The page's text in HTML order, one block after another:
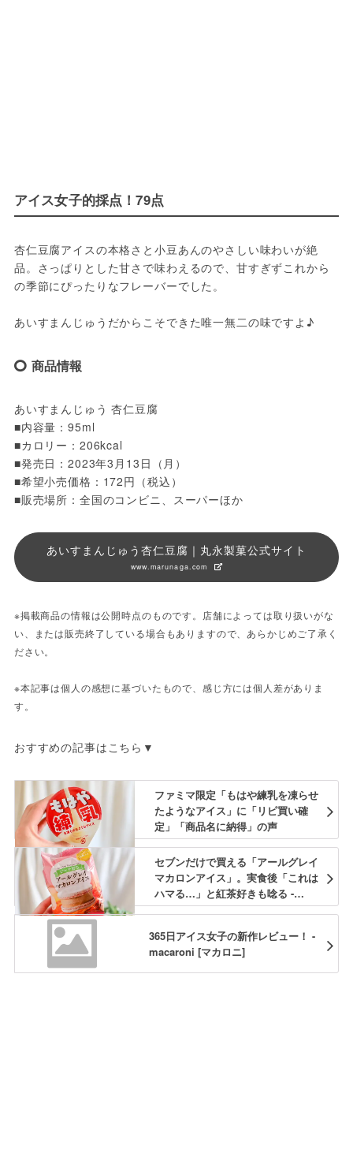
アイス女子的採点！79点
杏仁豆腐アイスの本格さと小豆あんのやさしい味わいが絶
品。さっぱりとした甘さで味わえるので、甘すぎずこれから
の季節にぴったりなフレーバーでした。
あいすまんじゅうだからこそできた唯一無二の味ですよ♪
商品情報
あいすまんじゅう 杏仁豆腐
■内容量：95ml
■カロリー：206kcal
■発売日：2023年3月13日（月）
■希望小売価格：172円（税込）
■販売場所：全国のコンビニ、スーパーほか
あいすまんじゅう杏仁豆腐｜丸永製菓公式サイト
www.marunaga.com
※掲載商品の情報は公開時点のものです。店舗によっては取り扱いがな
い、または販売終了している場合もありますので、あらかじめご了承く
ださい。
※本記事は個人の感想に基づいたもので、感じ方には個人差がありま
す。
おすすめの記事はこちら▼
ファミマ限定「もはや練乳を凍らせ
たようなアイス」に「リピ買い確
定」「商品名に納得」の声
セブンだけで買える「アールグレイ
マカロンアイス」。実食後「これは
ハマる…」と紅茶好きも唸る -
macaroni
365日アイス女子の新作レビュー！ -
macaroni [マカロニ]